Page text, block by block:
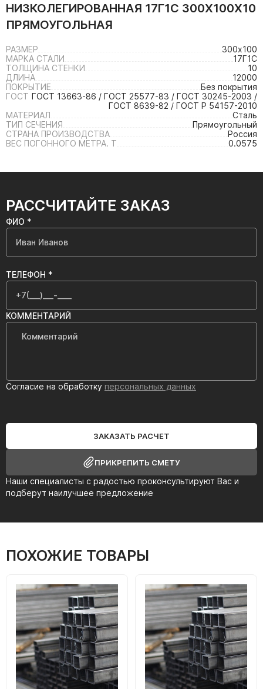
НИЗКОЛЕГИРОВАННАЯ 17Г1С 300Х100Х10
ПРЯМОУГОЛЬНАЯ
РАЗМЕР
300х100
МАРКА СТАЛИ
17Г1С
ТОЛЩИНА СТЕНКИ
10
ДЛИНА
12000
ПОКРЫТИЕ
Без покрытия
ГОСТ ГОСТ 13663-86 / ГОСТ 25577-83 / ГОСТ 30245-2003 /
ГОСТ 8639-82 / ГОСТ Р 54157-2010
МАТЕРИАЛ
Сталь
ТИП СЕЧЕНИЯ
Прямоугольный
СТРАНА ПРОИЗВОДСТВА
Россия
ВЕС ПОГОННОГО МЕТРА. Т
0.0575
РАССЧИТАЙТЕ ЗАКАЗ
Наши специалисты с радостью проконсультируют Вас и
подберут наилучшее предложение
ФИО *
ТЕЛЕФОН *
КОММЕНТАРИЙ
Согласие на обработку персональных данных
ЗАКАЗАТЬ РАСЧЕТ
ПРИКРЕПИТЬ СМЕТУ
ПОХОЖИЕ ТОВАРЫ